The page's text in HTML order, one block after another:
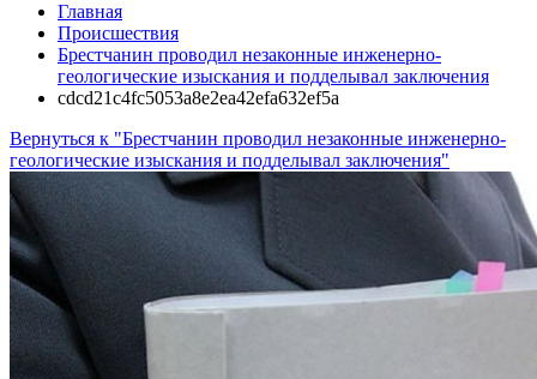
Главная
Происшествия
Брестчанин проводил незаконные инженерно-
геологические изыскания и подделывал заключения
cdcd21c4fc5053a8e2ea42efa632ef5a
Вернуться к "Брестчанин проводил незаконные инженерно-
геологические изыскания и подделывал заключения"